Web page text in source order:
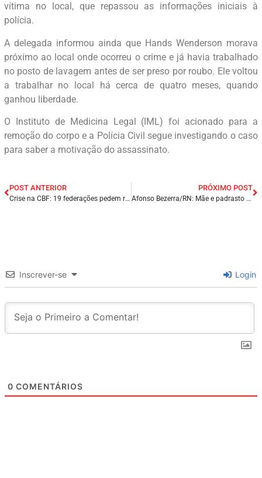
vítima no local, que repassou as informações iniciais à
polícia.
A delegada informou ainda que Hands Wenderson morava
próximo ao local onde ocorreu o crime e já havia trabalhado
no posto de lavagem antes de ser preso por roubo. Ele voltou
a trabalhar no local há cerca de quatro meses, quando
ganhou liberdade.
O Instituto de Medicina Legal (IML) foi acionado para a
remoção do corpo e a Polícia Civil segue investigando o caso
para saber a motivação do assassinato.
POST ANTERIOR
Crise na CBF: 19 federações pedem renovação no futebol brasileiro.
PRÓXIMO POST
Afonso Bezerra/RN: Mãe e padrasto são presos suspeitos de matar e enterrar criança de 2 anos; polícia procura corpo.
Inscrever-se Login
0 COMENTÁRIOS